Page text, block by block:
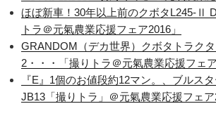
ほぼ新車！30年以上前のクボタL245-Ⅱ
トラ＠元氣農業応援フェア2016」
GRANDOM（デカ世界）クボタトラク
2・・・「撮りトラ＠元氣農業応援フェア
『E』1個のお値段約12マン。、ブルス
JB13「撮りトラ」＠元氣農業応援フェ